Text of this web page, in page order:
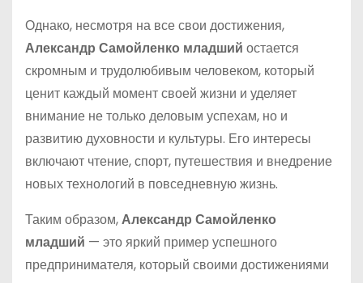
Однако, несмотря на все свои достижения,
Александр Самойленко младший остается
скромным и трудолюбивым человеком, который
ценит каждый момент своей жизни и уделяет
внимание не только деловым успехам, но и
развитию духовности и культуры. Его интересы
включают чтение, спорт, путешествия и внедрение
новых технологий в повседневную жизнь.
Таким образом,Александр Самойленко
младший — это яркий пример успешного
предпринимателя, который своими достижениями